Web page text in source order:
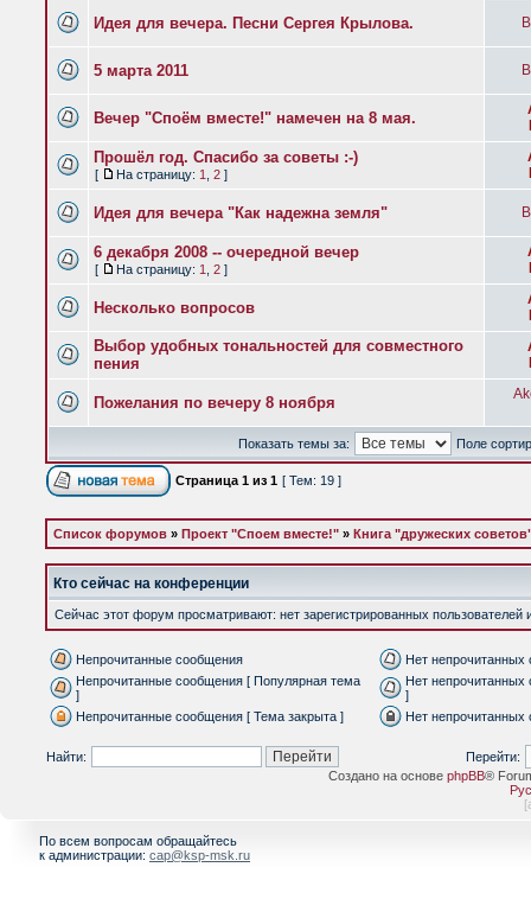
Идея для вечера. Песни Сергея Крылова.
5 марта 2011
Вечер "Споём вместе!" намечен на 8 мая.
Прошёл год. Спасибо за советы :-)
[ На страницу: 1 2 ]
Идея для вечера "Как надежна земля"
6 декабря 2008 -- очередной вечер
[ На страницу: 1 2 ]
Несколько вопросов
Выбор удобных тональностей для совместного
пения
Пожелания по вечеру 8 ноября
Показать темы за: Поле
Страница 1 из 1 [ Тем: 19 ]
Список форумов » Проект "Споем вместе!" » Книга "дружеских
Кто сейчас на конференции
Сейчас этот форум просматривают: нет зарегистрированных пользователей
Непрочитанные сообщения
Нет непрочитанных
Непрочитанные сообщения [ Популярная тема
]
Нет
]
Непрочитанные сообщения [ Тема закрыта ]
Нет непрочитанных
Найти:
Перейти:
Создано на основе phpBB®
[
По всем вопросам обращайтесь
к администрации: cap@ksp-msk.ru